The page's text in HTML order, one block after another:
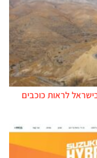
לראות כוכבים